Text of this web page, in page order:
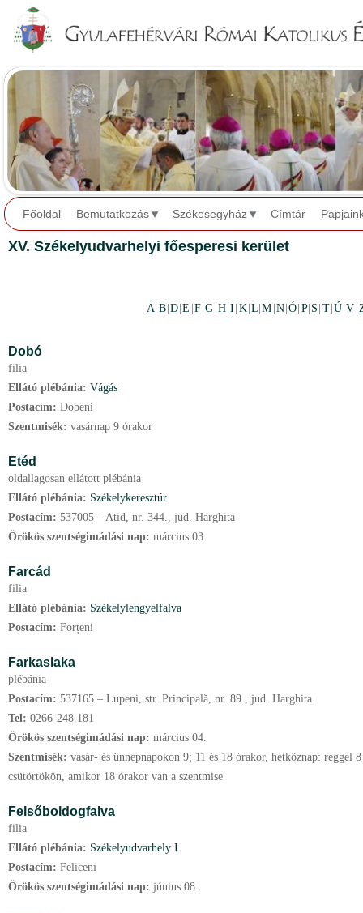
Főoldal Bemutatkozás Székesegyház Címtár
XV. Székelyudvarhelyi főesperesi kerület
A B |D |E F |G H |I K L |M N |Ó P| S T Ú |V
Dobó
filia
Ellátó plébánia: Vágás
Postacím: Dobeni
Szentmisék: vasárnap 9 órakor
Etéd
oldallagosan ellátott plébánia
Ellátó plébánia: Székelykeresztúr
Postacím: 537005 – Atid, nr. 344., jud. Harghita
Örökös szentségimádási nap: március 03.
Farcád
filia
Ellátó plébánia: Székelylengyelfalva
Postacím: Forțeni
Farkaslaka
plébánia
Postacím: 537165 – Lupeni, str. Principală, nr. 89., jud. Harghita
Tel: 0266-248.181
Örökös szentségimádási nap: március 04.
Szentmisék: vasár- és ünnepnapokon 9; 11 és 18 órakor, hétköznap: reggel
csütörtökön, amikor 18 órakor van a szentmise
Felsőboldogfalva
filia
Ellátó plébánia: Székelyudvarhely I.
Postacím: Feliceni
Örökös szentségimádási nap: június 08.